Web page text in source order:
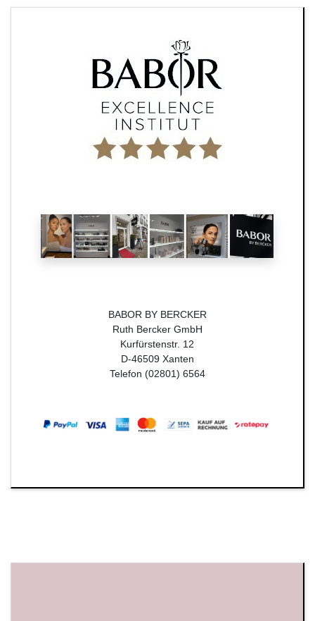
BABOR BY BERCKER
Ruth Bercker GmbH
Kurfürstenstr. 12
D-46509 Xanten
Telefon (02801) 6564